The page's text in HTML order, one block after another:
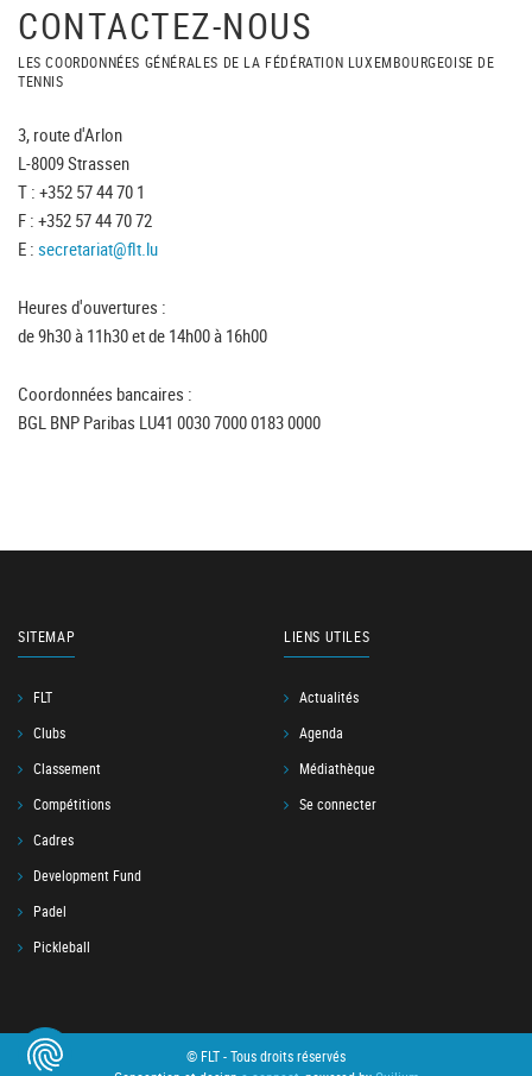
CONTACTEZ-NOUS
LES COORDONNÉES GÉNÉRALES DE LA FÉDÉRATION LUXEMBOURGEOISE DE
TENNIS
3, route d'Arlon
L-8009 Strassen
T : +352 57 44 70 1
F : +352 57 44 70 72
E : secretariat@flt.lu
Heures d'ouvertures :
de 9h30 à 11h30 et de 14h00 à 16h00
Coordonnées bancaires :
BGL BNP Paribas LU41 0030 7000 0183 0000
SITEMAP
FLT
Clubs
Classement
Compétitions
Cadres
Development Fund
Padel
Pickleball
LIENS UTILES
Actualités
Agenda
Médiathèque
Se connecter
© FLT - Tous droits réservés